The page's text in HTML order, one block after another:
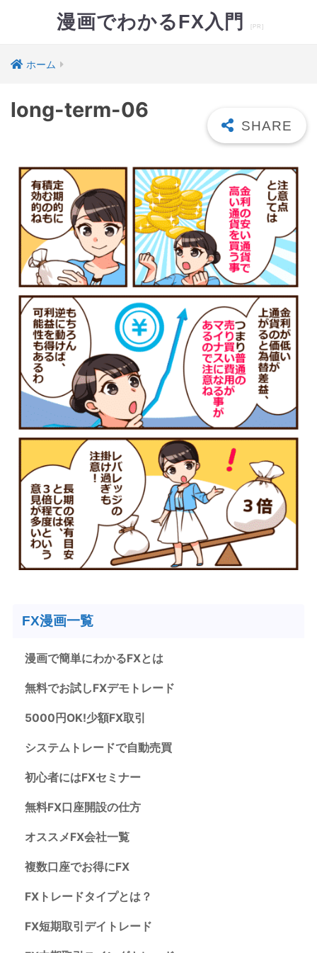
漫画でわかるFX入門
ホーム
long-term-06
FX漫画一覧
漫画で簡単にわかるFXとは
無料でお試しFXデモトレード
5000円OK!少額FX取引
システムトレードで自動売買
初心者にはFXセミナー
無料FX口座開設の仕方
オススメFX会社一覧
複数口座でお得にFX
FXトレードタイプとは？
FX短期取引デイトレード